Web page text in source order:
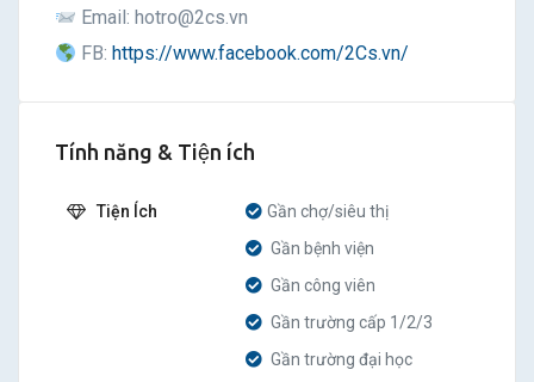
Email: hotro@2cs.vn
FB:https://www.facebook.com/2Cs.vn/
Tính năng & Tiện ích
Tiện Ích
Gần chợ/siêu thị
Gần bệnh viện
Gần công viên
Gần trường cấp 1/2/3
Gần trường đại học